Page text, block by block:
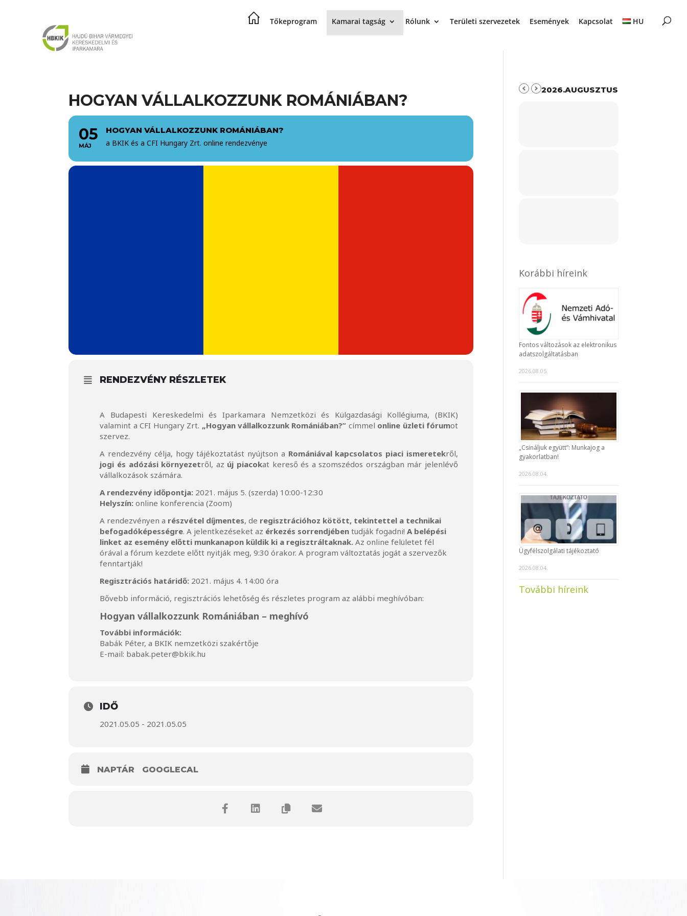
Tőkeprogram Kamarai tagság Rólunk Területi szervezetek Események Kapcsolat HU
HOGYAN VÁLLALKOZZUNK ROMÁNIÁBAN?
05
MÁJ
HOGYAN VÁLLALKOZZUNK ROMÁNIÁBAN?
a BKIK és a CFI Hungary Zrt. online rendezvénye
RENDEZVÉNY RÉSZLETEK
A Budapesti Kereskedelmi és Iparkamara Nemzetközi és Külgazdasági Kollégiuma, (BKIK)
valamint a CFI Hungary Zrt. „Hogyan vállalkozzunk Romániában?” címmel online üzleti fórumot
szervez.
A rendezvény célja, hogy tájékoztatást nyújtson a Romániával kapcsolatos piaci ismeretekről,
jogi és adózási környezetről, az új piacokat kereső és a szomszédos országban már jelenlévő
vállalkozások számára.
A rendezvény időpontja: 2021. május 5. (szerda) 10:00-12:30
Helyszín:online konferencia (Zoom)
A rendezvényen a részvétel díjmentes, de regisztrációhoz kötött, tekintettel a technikai
befogadóképességre. A jelentkezéseket az érkezés sorrendjében tudják fogadni!A belépési
linket az esemény előtti munkanapon küldik ki a regisztráltaknak.Az online felületet fél
órával a fórum kezdete előtt nyitják meg, 9:30 órakor. A program változtatás jogát a szervezők
fenntartják!
Regisztrációs határidő: 2021. május 4. 14:00 óra
Bővebb információ, regisztrációs lehetőség és részletes program az alábbi meghívóban:
Hogyan vállalkozzunk Romániában – meghívó
További információk:
Babák Péter, a BKIK nemzetközi szakértője
E-mail: babak.peter@bkik.hu
IDŐ
2021.05.05 - 2021.05.05
NAPTÁR GOOGLECAL
2026.AUGUSZTUS
Korábbi híreink
Fontos változások az elektronikus
adatszolgáltatásban
2026.08.05.
„Csináljuk együtt”: Munkajog a
gyakorlatban!
2026.08.04.
Ügyfélszolgálati tájékoztató
2026.08.04.
További híreink